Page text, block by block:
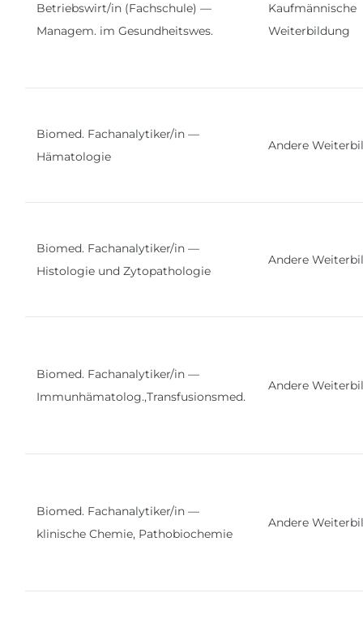
Betriebswirt/in (Fachschule) —
Managem. im Gesundheitswes.
Kaufmännische
Weiterbildung
Biomed. Fachanalytiker/in —
Hämatologie
Andere
Biomed. Fachanalytiker/in —
Histologie und Zytopathologie
Andere
Biomed. Fachanalytiker/in —
Immunhämatolog.,Transfusionsmed.
Andere
Biomed. Fachanalytiker/in —
klinische Chemie, Pathobiochemie
Andere